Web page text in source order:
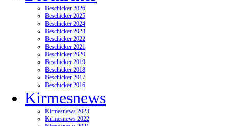
Beschicker 2026
Beschicker 2025
Beschicker 2024
Beschicker 2023
Beschicker 2022
Beschicker 2021
Beschicker 2020
Beschicker 2019
Beschicker 2018
Beschicker 2017
Beschicker 2016
Kirmesnews
Kirmesnews 2023
Kirmesnews 2022